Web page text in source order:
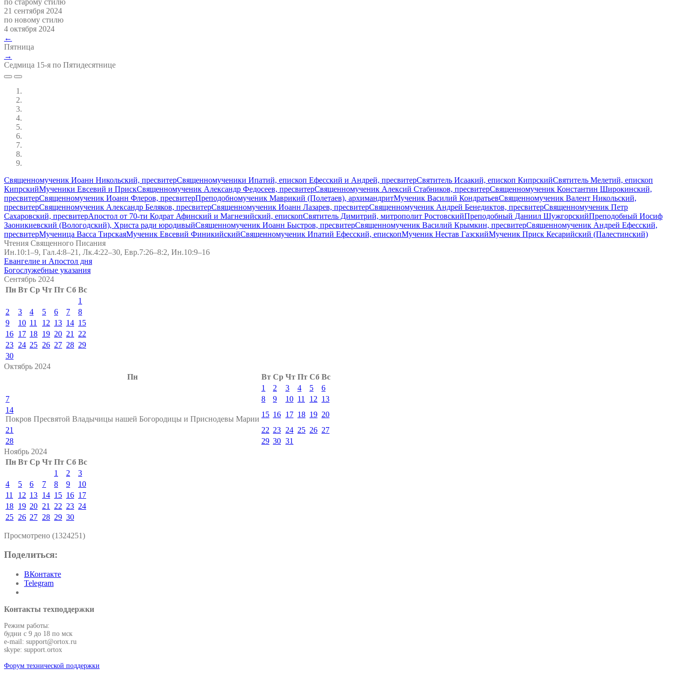
21 сентября 2024
по новому стилю
4 октября 2024
←
Пятница
→
Седмица 15-я по Пятидесятнице
Священномученик Иоанн Никольский, пресвитерСвященномученики Ипатий, епископ Ефесский и Андрей, пресвитерСвятитель Исаакий, епископ КипрскийСвятитель Мелетий, епископ
КипрскийМученики Евсевий и ПрискСвященномученик Александр Федосеев, пресвитерСвященномученик Алексий Стабников, пресвитерСвященномученик Константин Широкинский,
пресвитерСвященномученик Иоанн Флеров, пресвитерПреподобномученик Маврикий (Полетаев), архимандритМученик Василий КондратьевСвященномученик Валент Никольский,
пресвитерСвященномученик Александр Беляков, пресвитерСвященномученик Иоанн Лазарев, пресвитерСвященномученик Андрей Бенедиктов, пресвитерСвященномученик Петр
Сахаровский, пресвитерАпостол от 70-ти Кодрат Афинский и Магнезийский, епископСвятитель Димитрий, митрополит РостовскийПреподобный Даниил ШужгорскийПреподобный Иосиф
Заоникиевский (Вологодский), Христа ради юродивыйСвященномученик Иоанн Быстров, пресвитерСвященномученик Василий Крымкин, пресвитерСвященномученик Андрей Ефесский,
пресвитерМученица Васса ТирскаяМученик Евсевий ФиникийскийСвященномученик Ипатий Ефесский, епископМученик Нестав ГазскийМученик Приск Кесарийский (Палестинский)
Чтения Священного Писания
Ин.10:1–9, Гал.4:8–21, Лк.4:22–30, Евр.7:26–8:2, Ин.10:9–16
Евангелие и Апостол дня
Богослужебные указания
Сентябрь 2024
Пн Вт Ср Чт Пт Сб Вс
1
2
3 4 5 6 7
8
9
10 11 12 13 14 15
16 17 18 19 20 21
22
23 24 25 26 27 28 29
30
Октябрь 2024
Пн
Вт Ср Чт Пт Сб Вс
1
2 3 4 5
6
7
8 9 10 11 12 13
14
Покров Пресвятой Владычицы нашей Богородицы и Приснодевы Марии
15 16 17 18 19 20
21
22 23 24 25 26 27
28
29 30 31
Ноябрь 2024
Пн Вт Ср Чт Пт Сб Вс
1
2
3
4
5 6 7 8 9
10
11
12 13 14 15 16 17
18 19 20 21 22 23 24
25 26 27 28 29 30
Просмотрено (1324251)
Поделиться:
ВКонтакте
Telegram
Контакты техподдержки
Режим работы:
будни с 9 до 18 по мск
e-mail: support@ortox.ru
skype: support.ortox
Форум технической поддержки